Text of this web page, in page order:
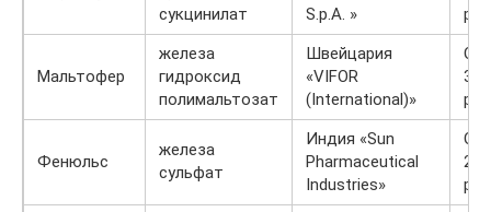
сукцинилат
S.p.A. »
р.
Мальтофер
железа
гидроксид
полимальтозат
Швейцария
«VIFOR
(International)»
От
324
р.
Фенюльс
железа
сульфат
Индия «Sun
Pharmaceutical
Industries»
От
273
р.